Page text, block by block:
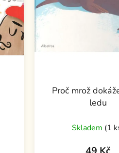
Proč mrož
ledu
Skladem (1